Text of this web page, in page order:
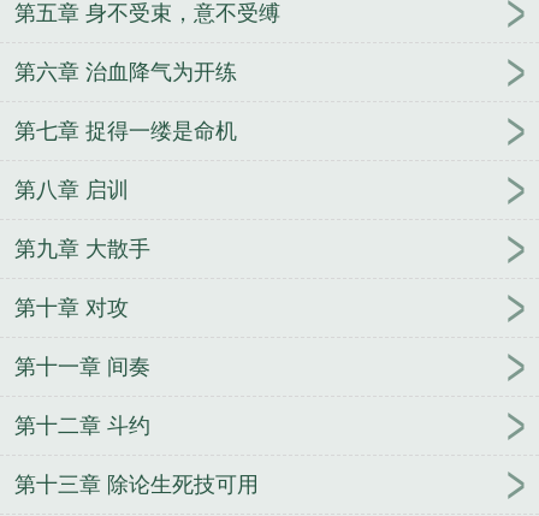
第五章 身不受束，意不受缚
第六章 治血降气为开练
第七章 捉得一缕是命机
第八章 启训
第九章 大散手
第十章 对攻
第十一章 间奏
第十二章 斗约
第十三章 除论生死技可用